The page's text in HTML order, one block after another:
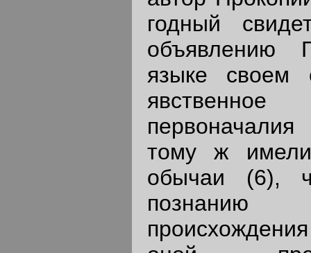
годный
объявлению
языке своем
тому ж
обычаи (6),